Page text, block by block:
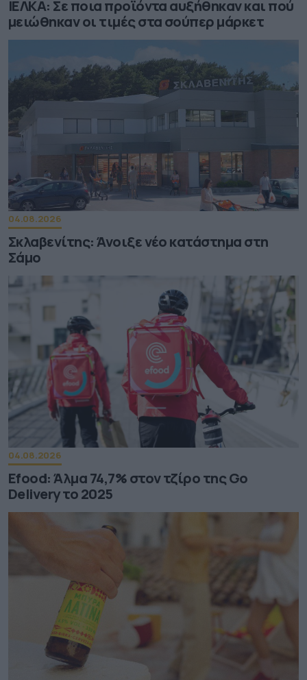
ΙΕΛΚΑ: Σε ποια προϊόντα αυξήθηκαν και πού
μειώθηκαν οι τιμές στα σούπερ μάρκετ
04.08.2026
Σκλαβενίτης: Άνοιξε νέο κατάστημα στη
Σάμο
04.08.2026
Efood: Άλμα 74,7% στον τζίρο της Go
Delivery το 2025